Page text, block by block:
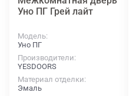
Уно ПГ Грей лайт
Модель
Уно ПГ
Производители
YESDOORS
Материал отделки
Эмаль